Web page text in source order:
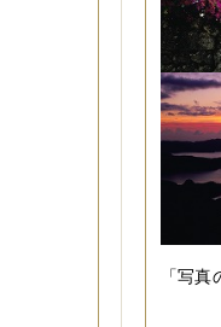
「写